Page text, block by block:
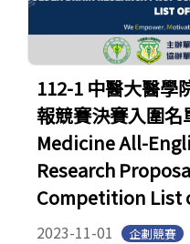
112-1 中醫大醫學
報競賽決賽入圍
Medicine All-
Research
Competition List
2023-11-01 企劃競賽